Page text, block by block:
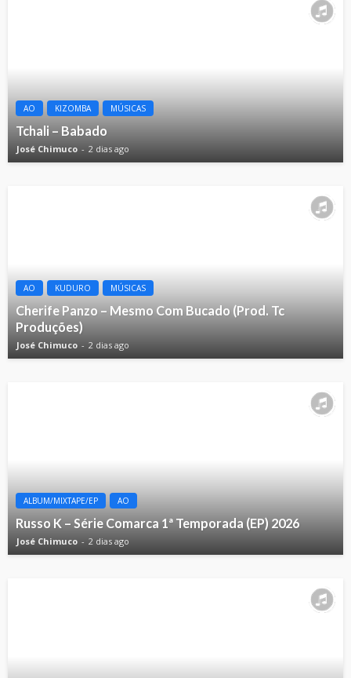
AO KIZOMBA MÚSICAS
Tchali – Babado
José Chimuco 2 dias ago
AO KUDURO MÚSICAS
Cherife Panzo – Mesmo Com Bucado (Prod. Tc
Produções)
José Chimuco 2 dias ago
ALBUM/MIXTAPE/EP AO
Russo K – Série Comarca 1ª Temporada (EP) 2026
José Chimuco 2 dias ago